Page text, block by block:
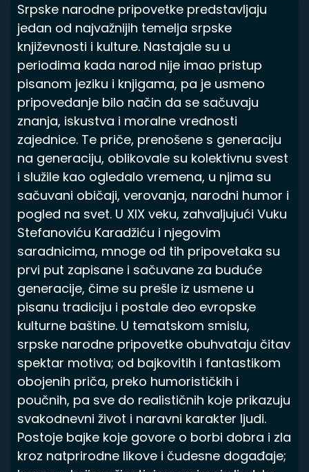
Poklon
FAQ
Spisak knjiga
Srpske narodne pripovetke predstavljaju
jedan od najvažnijih temelja srpske
književnosti i kulture. Nastajale su u
periodima kada narod nije imao pristup
pisanom jeziku i knjigama, pa je usmeno
pripovedanje bilo način da se sačuvaju
znanja, iskustva i moralne vrednosti
zajednice. Te priče, prenošene s generaciju
na generaciju, oblikovale su kolektivnu svest
i služile kao ogledalo vremena, u njima su
sačuvani običaji, verovanja, narodni humor i
pogled na svet. U XIX veku, zahvaljujući Vuku
Stefanoviću Karadžiću i njegovim
saradnicima, mnoge od tih pripovetaka su
prvi put zapisane i sačuvane za buduće
generacije, čime su prešle iz usmene u
pisanu tradiciju i postale deo evropske
kulturne baštine. U tematskom smislu,
srpske narodne pripovetke obuhvataju čitav
spektar motiva; od bajkovitih i fantastikom
obojenih priča, preko humorističkih i
poučnih, pa sve do realističnih koje prikazuju
svakodnevni život i naravni karakter ljudi.
Postoje bajke koje govore o borbi dobra i zla
kroz natprirodne likove i čudesne događaje;